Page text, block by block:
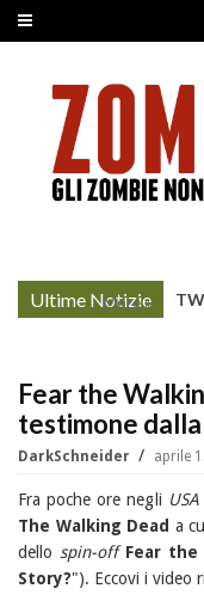
Ultime Notizie
More »
Fear the
testimone
DarkSchneider aprile
Fra poche ore negli USA
The Walking Dead a
dello spin-off Fear the
Story?"). Eccovi i video